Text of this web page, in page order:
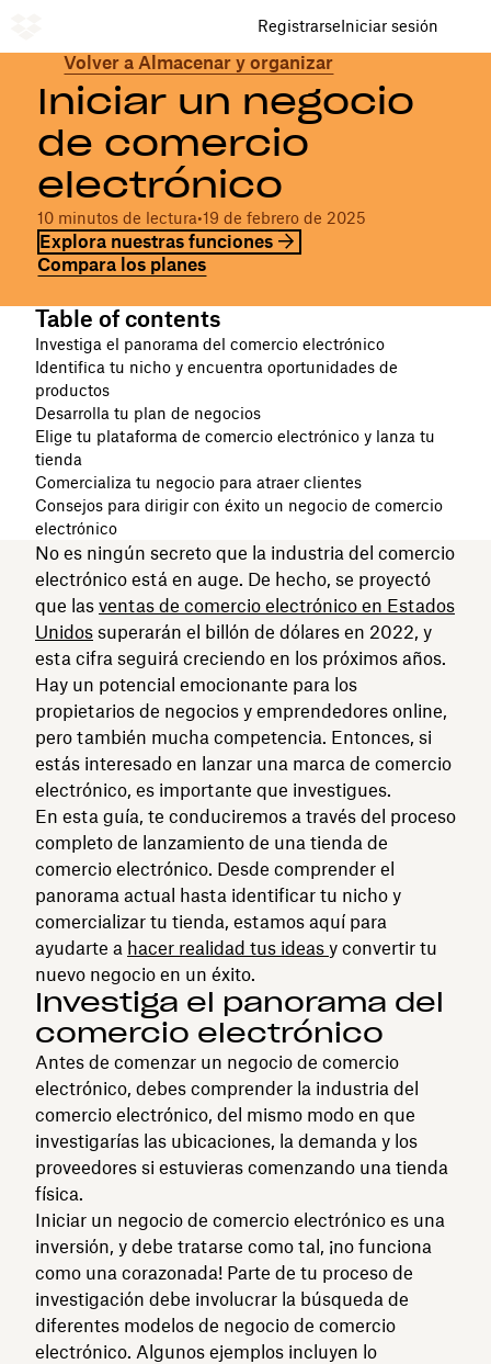
RegistrarseIniciar sesión
Volver a Almacenar y organizar
Iniciar un negocio
de comercio
electrónico
10 minutos de lectura•19 de febrero de 2025
Explora nuestras funciones
Compara los planes
Table of contents
Investiga el panorama del comercio electrónico
Identifica tu nicho y encuentra oportunidades de
productos
Desarrolla tu plan de negocios
Elige tu plataforma de comercio electrónico y lanza tu
tienda
Comercializa tu negocio para atraer clientes
Consejos para dirigir con éxito un negocio de comercio
electrónico
No es ningún secreto que la industria del comercio
electrónico está en auge. De hecho, se proyectó
que las ventas de comercio electrónico en Estados
Unidos superarán el billón de dólares en 2022, y
esta cifra seguirá creciendo en los próximos años.
Hay un potencial emocionante para los
propietarios de negocios y emprendedores online,
pero también mucha competencia. Entonces, si
estás interesado en lanzar una marca de comercio
electrónico, es importante que investigues.
En esta guía, te conduciremos a través del proceso
completo de lanzamiento de una tienda de
comercio electrónico. Desde comprender el
panorama actual hasta identificar tu nicho y
comercializar tu tienda, estamos aquí para
ayudarte a hacer realidad tus ideas y convertir tu
nuevo negocio en un éxito.
Investiga el panorama del
comercio electrónico
Antes de comenzar un negocio de comercio
electrónico, debes comprender la industria del
comercio electrónico, del mismo modo en que
investigarías las ubicaciones, la demanda y los
proveedores si estuvieras comenzando una tienda
física.
Iniciar un negocio de comercio electrónico es una
inversión, y debe tratarse como tal, ¡no funciona
como una corazonada! Parte de tu proceso de
investigación debe involucrar la búsqueda de
diferentes modelos de negocio de comercio
electrónico. Algunos ejemplos incluyen lo